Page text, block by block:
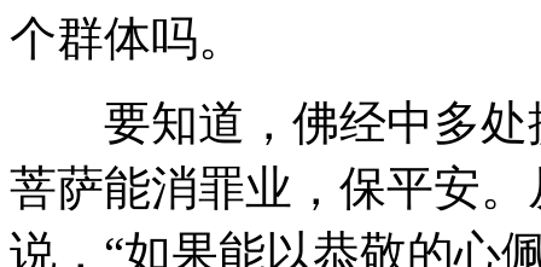
个群体吗。
要知道，佛经中多处
菩萨能消罪业，保平安
说，“如果能以恭敬的心